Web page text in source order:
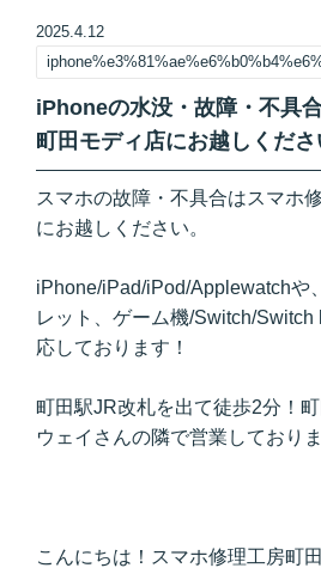
2025.4.12
iPhoneの水没・故障・不具
町田モディ店にお越しくださ
スマホの故障・不具合はスマホ
にお越しください。
iPhone/iPad/iPod/Applewatchや
レット、ゲーム機/Switch/
応しております！
町田駅JR改札を出て徒歩2分！
ウェイさんの隣で営業しており
こんにちは！スマホ修理工房町